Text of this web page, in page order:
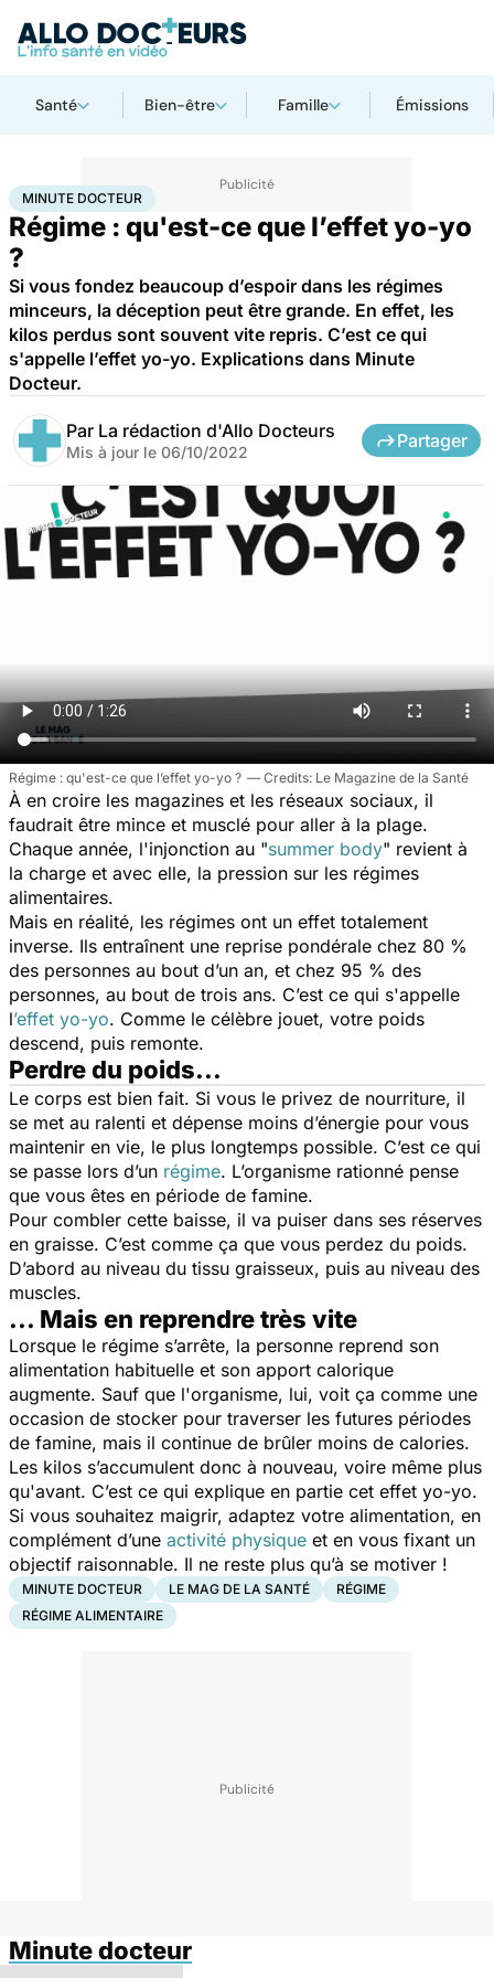
Santé Bien-être Famille Émissions
AccueilSantéMinute docteur
MINUTE DOCTEUR
Régime : qu'est-ce que l’effet yo-yo
?
Si vous fondez beaucoup d’espoir dans les régimes
minceurs, la déception peut être grande. En effet, les
kilos perdus sont souvent vite repris. C’est ce qui
s'appelle l’effet yo-yo. Explications dans Minute
Docteur.
Par La rédaction d'Allo Docteurs
Mis à jour le 06/10/2022
Partager
Régime : qu'est-ce que l’effet yo-yo ? Le Magazine de la Santé
À en croire les magazines et les réseaux sociaux, il
faudrait être mince et musclé pour aller à la plage.
Chaque année, l'injonction au "summer body" revient à
la charge et avec elle, la pression sur les régimes
alimentaires.
Mais en réalité, les régimes ont un effet totalement
inverse. Ils entraînent une reprise pondérale chez 80 %
des personnes au bout d’un an, et chez 95 % des
personnes, au bout de trois ans. C’est ce qui s'appelle
l’effet yo-yo. Comme le célèbre jouet, votre poids
descend, puis remonte.
Perdre du poids...
Le corps est bien fait. Si vous le privez de nourriture, il
se met au ralenti et dépense moins d’énergie pour vous
maintenir en vie, le plus longtemps possible. C’est ce qui
se passe lors d’un régime. L’organisme rationné pense
que vous êtes en période de famine.
Pour combler cette baisse, il va puiser dans ses réserves
en graisse. C’est comme ça que vous perdez du poids.
D’abord au niveau du tissu graisseux, puis au niveau des
muscles.
... Mais en reprendre très vite
Lorsque le régime s’arrête, la personne reprend son
alimentation habituelle et son apport calorique
augmente. Sauf que l'organisme, lui, voit ça comme une
occasion de stocker pour traverser les futures périodes
de famine, mais il continue de brûler moins de calories.
Les kilos s’accumulent donc à nouveau, voire même plus
qu'avant. C’est ce qui explique en partie cet effet yo-yo.
Si vous souhaitez maigrir, adaptez votre alimentation, en
complément d’une activité physique et en vous fixant un
objectif raisonnable. Il ne reste plus qu’à se motiver !
MINUTE DOCTEUR LE MAG DE LA SANTÉ
RÉGIME
RÉGIME ALIMENTAIRE
Minute docteur